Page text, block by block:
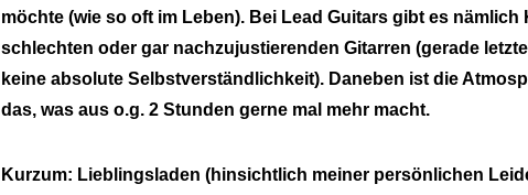
möchte (wie so oft im Leben). Bei Lead Guitars gibt es nämlich
schlechten oder gar nachzujustierenden Gitarren (gerade
keine absolute Selbstverständlichkeit). Daneben ist die
das, was aus o.g. 2 Stunden gerne mal mehr macht.
Kurzum: Lieblingsladen (hinsichtlich meiner persönlichen